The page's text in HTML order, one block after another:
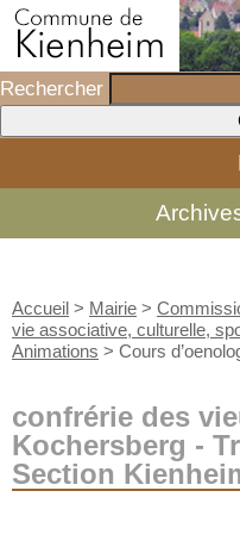
Rechercher
Accueil > Mairie >
vie associative, culturelle,
Animations > Cours
confrérie des
Kochersberg -
Section